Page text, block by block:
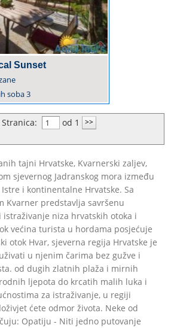
Sunset
soba3
Stranica:
od 1
tajni Hrvatske, Kvarnerski zaljev,
sjevernog Jadranskog mora između
i kontinentalne Hrvatske. Sa
Kvarner predstavlja savršenu
niza hrvatskih otoka i
većina turista u hordama posjećuje
otok Hvar, sjeverna regija Hrvatske je
u njenim čarima bez gužve i
od dugih zlatnih plaža i mirnih
ljepota do krcatih malih luka i
za istraživanje, u regiji
ćete odmor života. Neke od
Opatiju - Niti jedno putovanje